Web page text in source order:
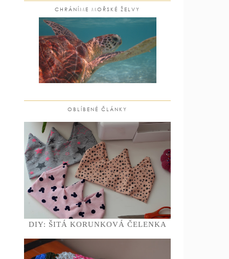
CHRÁNÍME MOŘSKÉ ŽELVY
OBLÍBENÉ ČLÁNKY
DIY: ŠITÁ KORUNKOVÁ ČELENKA